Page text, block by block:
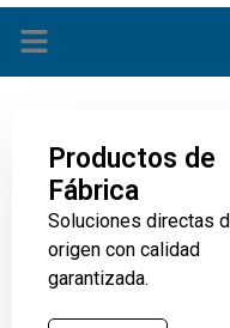
Productos de
Fábrica
Soluciones directas
origen con calidad
garantizada.